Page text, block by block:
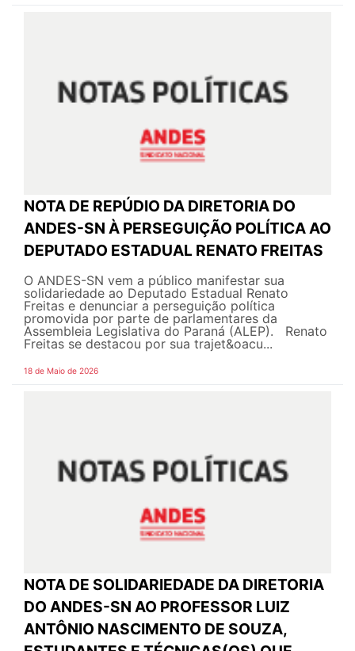
NOTA DE REPÚDIO DA DIRETORIA DO
ANDES-SN À PERSEGUIÇÃO POLÍTICA AO
DEPUTADO ESTADUAL RENATO FREITAS
O ANDES-SN vem a público manifestar sua
solidariedade ao Deputado Estadual Renato
Freitas e denunciar a perseguição política
promovida por parte de parlamentares da
Assembleia Legislativa do Paraná (ALEP). Renato
Freitas se destacou por sua trajet&oacu...
18 de Maio de 2026
NOTA DE SOLIDARIEDADE DA DIRETORIA
DO ANDES-SN AO PROFESSOR LUIZ
ANTÔNIO NASCIMENTO DE SOUZA,